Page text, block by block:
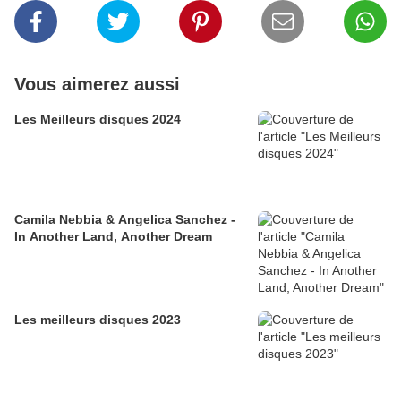
Vous aimerez aussi
Les Meilleurs disques 2024
Camila Nebbia & Angelica Sanchez -
In Another Land, Another Dream
Les meilleurs disques 2023